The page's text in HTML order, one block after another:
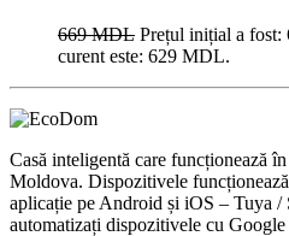
669MDL Prețul inițial a
curent este: 629 MDL.
Casă inteligentă care funcționează
Moldova. Dispozitivele
aplicație pe Android și iOS – Tuya /
automatizați dispozitivele cu Google